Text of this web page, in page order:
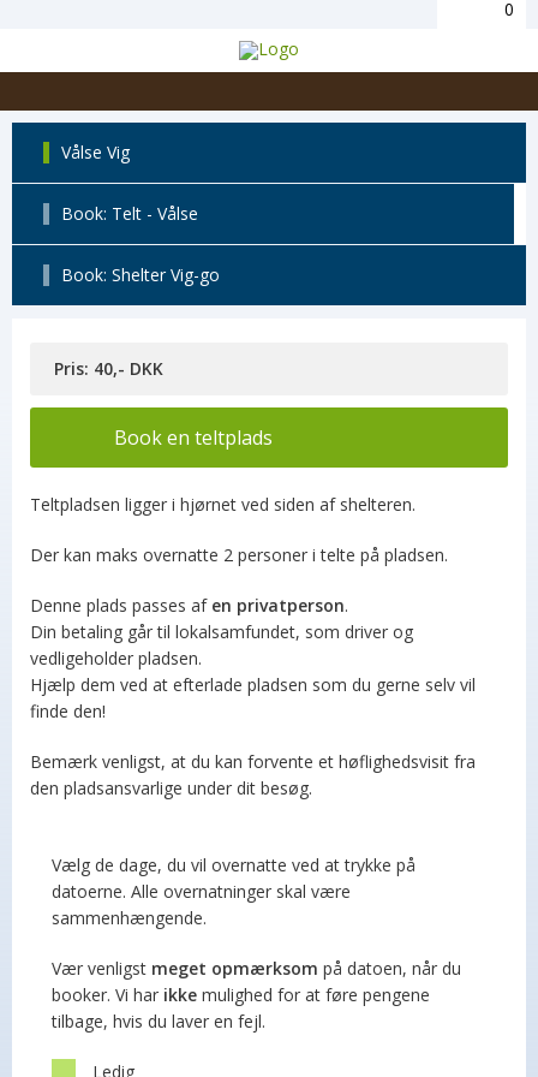
0
Vålse Vig
Book: Telt - Vålse
Book: Shelter Vig-go
Pris: 40,- DKK
Book en teltplads
Teltpladsen ligger i hjørnet ved siden af shelteren.
Der kan maks overnatte 2 personer i telte på pladsen.
Denne plads passes af en privatperson.
Din betaling går til lokalsamfundet, som driver og
vedligeholder pladsen.
Hjælp dem ved at efterlade pladsen som du gerne selv vil
finde den!
Bemærk venligst, at du kan forvente et høflighedsvisit fra
den pladsansvarlige under dit besøg.
Vælg de dage, du vil overnatte ved at trykke på
datoerne. Alle overnatninger skal være
sammenhængende.
Vær venligst meget opmærksom på datoen, når du
booker. Vi har ikke mulighed for at føre pengene
tilbage, hvis du laver en fejl.
Ledig